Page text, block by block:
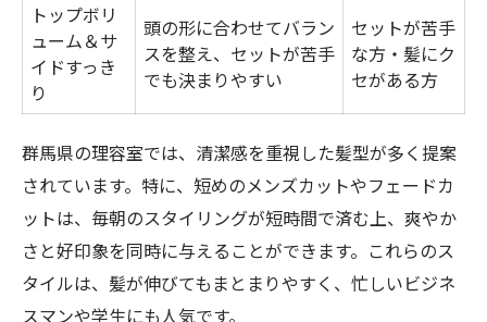
トップボリ
ューム＆サ
イドすっき
り
頭の形に合わせてバラン
スを整え、セットが苦手
でも決まりやすい
セットが苦手
な方・髪にク
セがある方
群馬県の理容室では、清潔感を重視した髪型が多く提案
されています。特に、短めのメンズカットやフェードカ
ットは、毎朝のスタイリングが短時間で済む上、爽やか
さと好印象を同時に与えることができます。これらのス
タイルは、髪が伸びてもまとまりやすく、忙しいビジネ
スマンや学生にも人気です。